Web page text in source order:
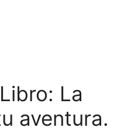
La
aventura.